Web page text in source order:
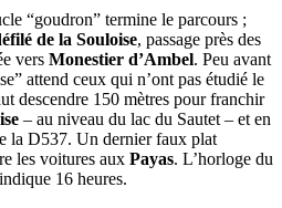
“goudron” termine le parcours ;
de la Souloise, passage près des
vers Monestier d’Ambel. Peu avant
attend ceux qui n’ont pas étudié le
descendre 150 mètres pour franchir
– au niveau du lac du Sautet – et en
la D537. Un dernier faux plat
les voitures aux Payas. L’horloge du
16 heures.